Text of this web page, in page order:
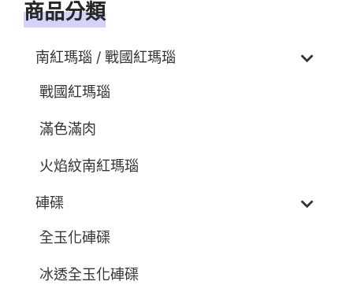
商品分類
南紅瑪瑙 / 戰國紅瑪瑙
戰國紅瑪瑙
滿色滿肉
火焰紋南紅瑪瑙
硨磲
全玉化硨磲
冰透全玉化硨磲